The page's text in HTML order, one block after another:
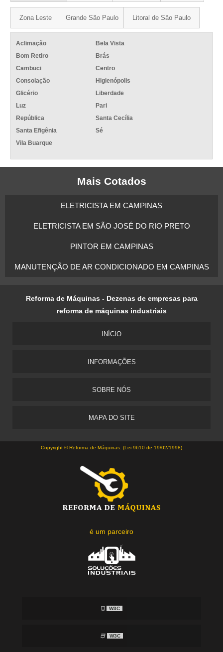
Zona Leste Grande São Paulo Litoral de São Paulo
Aclimação
Bela Vista
Bom Retiro
Brás
Cambuci
Centro
Consolação
Higienópolis
Glicério
Liberdade
Luz
Pari
República
Santa Cecília
Santa Efigênia
Sé
Vila Buarque
Mais Cotados
ELETRICISTA EM CAMPINAS
ELETRICISTA EM SÃO JOSÉ DO RIO PRETO
PINTOR EM CAMPINAS
MANUTENÇÃO DE AR CONDICIONADO EM CAMPINAS
Reforma de Máquinas - Dezenas de empresas para
reforma de máquinas industriais
INÍCIO
INFORMAÇÕES
SOBRE NÓS
MAPA DO SITE
Copyright © Reforma de Máquinas. (Lei 9610 de 19/02/1998)
é um parceiro
W3C
W3C